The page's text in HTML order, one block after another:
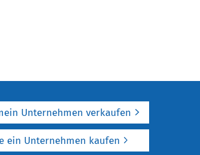
Unternehmen verkaufen
ein Unternehmen kaufen